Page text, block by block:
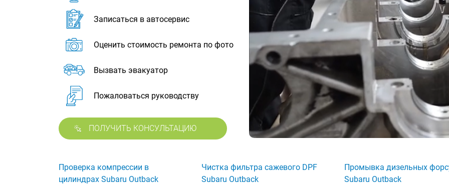
Записаться в автосервис
Оценить стоимость ремонта по фото
Вызвать эвакуатор
Пожаловаться руководству
ПОЛУЧИТЬ КОНСУЛЬТАЦИЮ
Проверка компрессии в
цилиндрах Subaru Outback
Чистка фильтра сажевого DPF
Subaru Outback
Промывка дизельных
Subaru Outback